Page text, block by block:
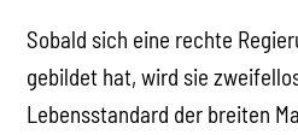
Sobald sich eine rechte
gebildet hat, wird sie
Lebensstandard der breiten